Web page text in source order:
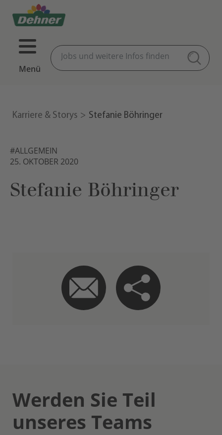
Menü
Karriere & Storys Stefanie Böhringer
#ALLGEMEIN
25. OKTOBER 2020
Stefanie Böhringer
Werden Sie Teil
unseres Teams